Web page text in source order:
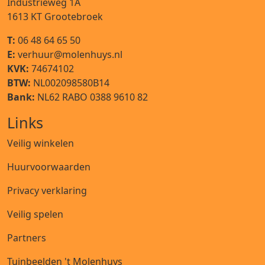
1613 KT Grootebroek
T: 06 48 64 65 50
E: verhuur@molenhuys.nl
KVK: 74674102
BTW: NL002098580B14
Bank: NL62 RABO 0388 9610 82
Links
Veilig winkelen
Huurvoorwaarden
Privacy verklaring
Veilig spelen
Partners
Tuinbeelden 't Molenhuys